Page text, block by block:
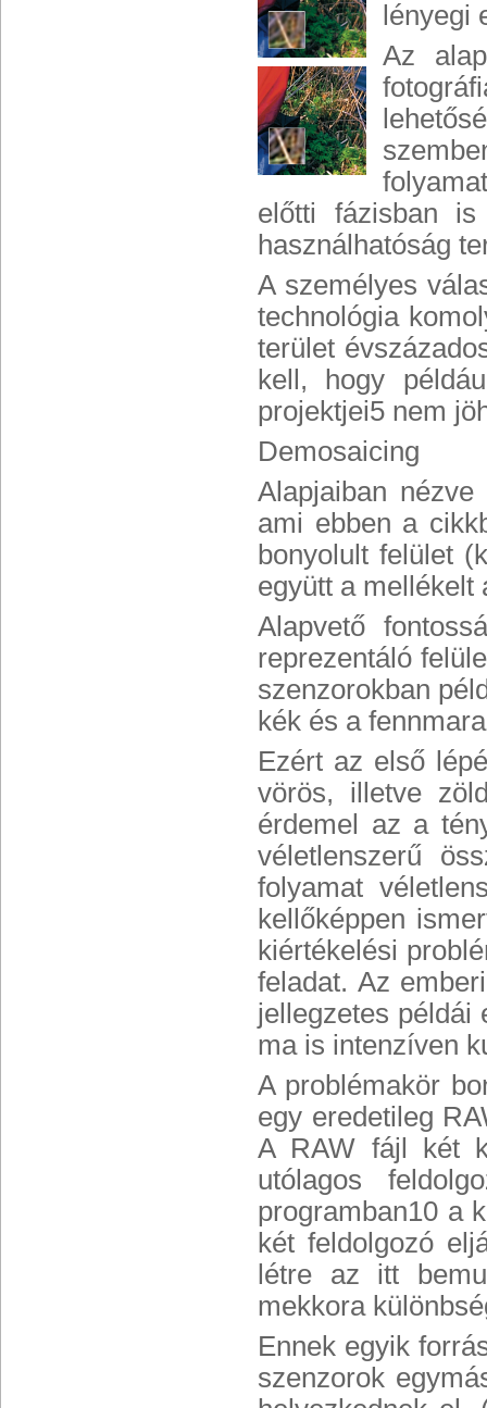
lényegi
Az
előtti fázisban
használhatóság
A személyes
technológia
terület
kell, hogy
projektjei5 nem
Demosaicing
Alapjaiban
ami ebben a
bonyolult felület
együtt a mellékelt
Alapvető
reprezentáló
szenzorokban
kék és a
Ezért az első
vörös, illetve
érdemel az a
véletlenszerű
folyamat
kellőképpen
kiértékelési
feladat. Az
jellegzetes példái
ma is intenzíven
A problémakör
egy eredetileg
A RAW fájl két
utólagos
programban10 a
két feldolgozó
létre az itt
mekkora
Ennek egyik
szenzorok